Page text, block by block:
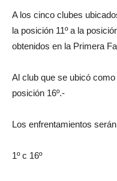
A los cinco clubes
la posición 11º a la
obtenidos en la Primera
Al club que se ubicó
posición 16º.-
Los enfrentamientos
1º c 16º